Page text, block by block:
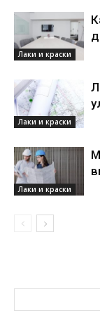
Лаки и краски
Лаки и краски
Лаки и краски